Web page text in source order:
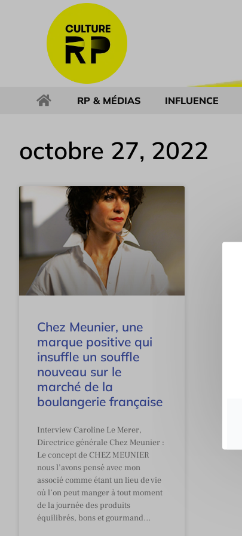
RP & MÉDIAS INFLUENCE
octobre 27, 2022
Chez Meunier, une
marque positive qui
insuffle un souffle
nouveau sur le
marché de la
boulangerie française
Interview Caroline Le Merer,
Directrice générale Chez Meunier :
Le concept de CHEZ MEUNIER
nous l’avons pensé avec mon
associé comme étant un lieu de vie
où l’on peut manger à tout moment
de la journée des produits
équilibrés, bons et gourmand…